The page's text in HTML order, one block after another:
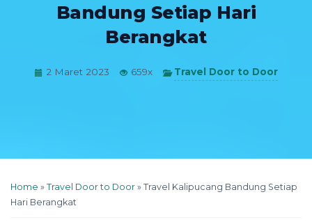
Bandung Setiap Hari
Berangkat
2 Maret 2023 659x Travel Door to Door
Home » Travel Door to Door » Travel Kalipucang Bandung Setiap
Hari Berangkat